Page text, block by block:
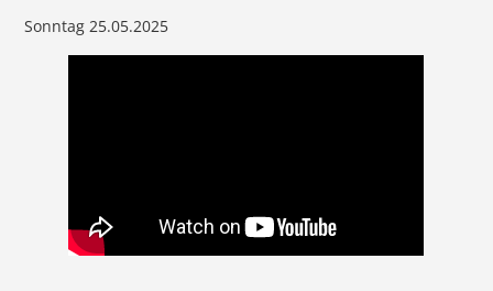
Sonntag 25.05.2025